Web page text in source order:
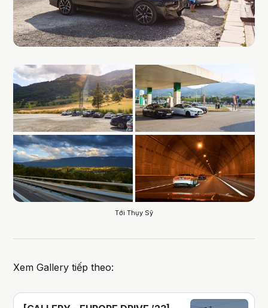
Tới Thụy Sỹ
Xem Gallery tiếp theo: